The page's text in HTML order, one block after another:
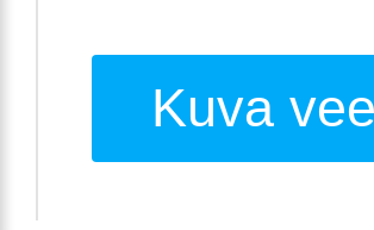
Kuva veel